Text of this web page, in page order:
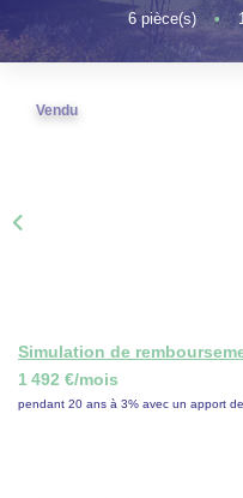
6pièce(s) •
Vendu
Simulation de
1 492 €/mois
pendant 20 ans à 3% avec un apport